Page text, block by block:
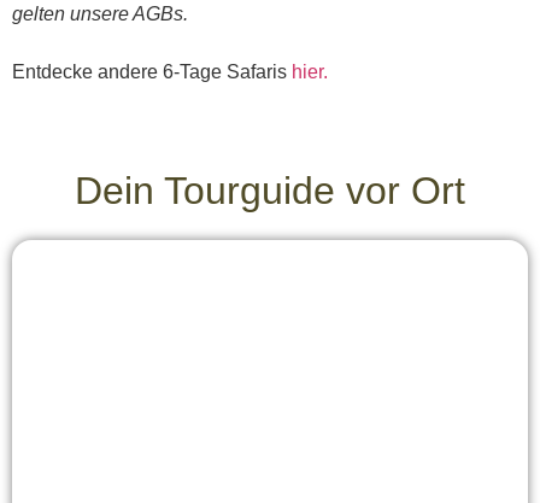
gelten unsere AGBs.
Entdecke andere 6-Tage Safaris hier.
Dein Tourguide vor Ort